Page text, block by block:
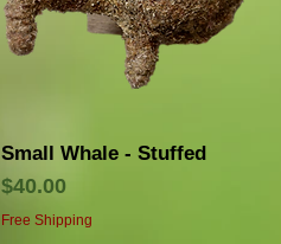
クイックビュー
Small Whale - Stuffed
価格
$40.00
Free Shipping